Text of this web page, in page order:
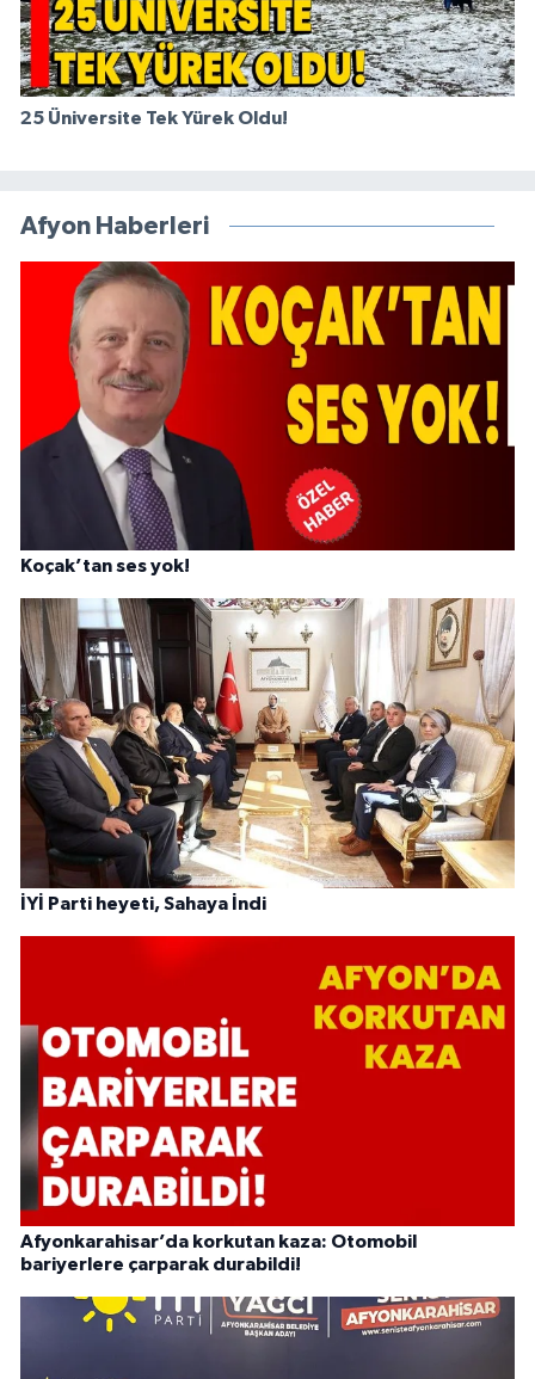
25 Üniversite Tek Yürek Oldu!
Afyon Haberleri
Koçak’tan ses yok!
İYİ Parti heyeti, Sahaya İndi
Afyonkarahisar’da korkutan kaza: Otomobil
bariyerlere çarparak durabildi!